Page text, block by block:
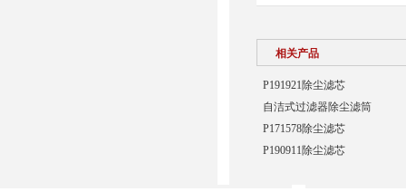
相关产品
P191921除尘滤芯
自洁式过滤器除尘滤筒
P171578除尘滤芯
P190911除尘滤芯